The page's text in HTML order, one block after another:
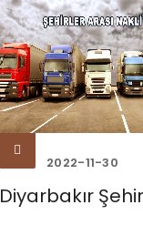
2022-11-30
Diyarbakır